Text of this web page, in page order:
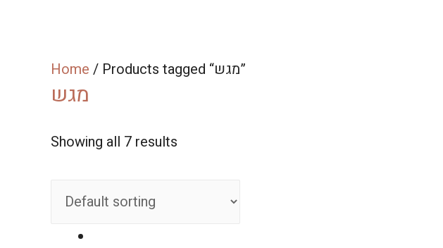
Home / Products tagged “מגש”
מגש
Showing all 7 results